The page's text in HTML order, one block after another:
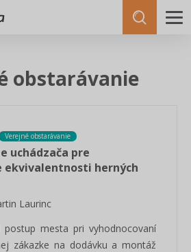
obstarávanie
Verejné obstarávanie
uchádzača pre
ekvivalentnosti herných
Laurinc
postup mesta pri vyhodnocovaní
zákazke na dodávku a montáž